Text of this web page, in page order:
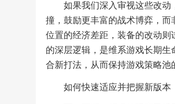
如果我们深入审视这些改
撞，鼓励更丰富的战术博弈，
位置的经济差距，装备的改动
的深层逻辑，是维系游戏长期
合新打法，从而保持游戏策略池
如何快速适应并把握新版本